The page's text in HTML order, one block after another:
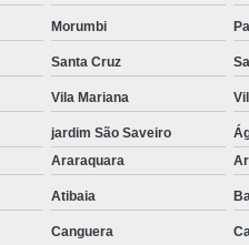
Morumbi
Santa Cruz
Vila Mariana
jardim São Saveiro
Araraquara
Atibaia
Canguera